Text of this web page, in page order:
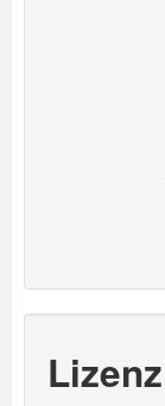
Lizenz